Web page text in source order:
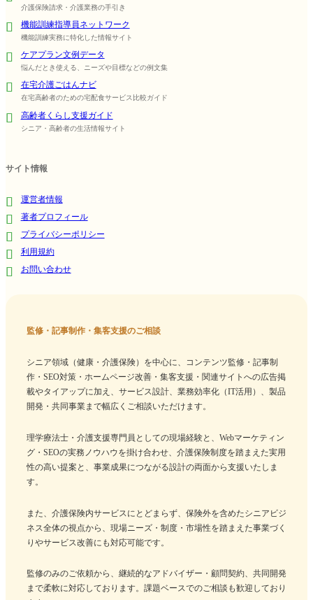
介護保険請求・介護業務の手引き
機能訓練指導員ネットワーク
機能訓練実務に特化した情報サイト
ケアプラン文例データ
悩んだとき使える、ニーズや目標などの例文集
在宅介護ごはんナビ
在宅高齢者のための宅配食サービス比較ガイド
高齢者くらし支援ガイド
シニア・高齢者の生活情報サイト
サイト情報
運営者情報
著者プロフィール
プライバシーポリシー
利用規約
お問い合わせ
監修・記事制作・集客支援のご相談
シニア領域（健康・介護保険）を中心に、コンテンツ監修・記事制
作・SEO対策・ホームページ改善・集客支援・関連サイトへの広告掲
載やタイアップに加え、サービス設計、業務効率化（IT活用）、製品
開発・共同事業まで幅広くご相談いただけます。
理学療法士・介護支援専門員としての現場経験と、Webマーケティン
グ・SEOの実務ノウハウを掛け合わせ、介護保険制度を踏まえた実用
性の高い提案と、事業成果につながる設計の両面から支援いたしま
す。
また、介護保険内サービスにとどまらず、保険外を含めたシニアビジ
ネス全体の視点から、現場ニーズ・制度・市場性を踏まえた事業づく
りやサービス改善にも対応可能です。
監修のみのご依頼から、継続的なアドバイザー・顧問契約、共同開発
まで柔軟に対応しております。課題ベースでのご相談も歓迎しており